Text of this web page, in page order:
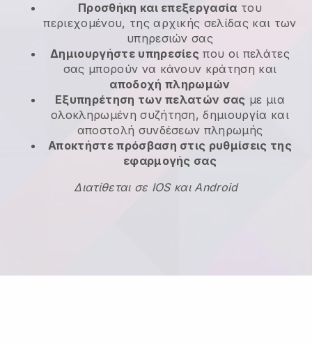
Προσθήκη και επεξεργασία του
περιεχομένου, της αρχικής σελίδας και των
υπηρεσιών σας
Δημιουργήστε υπηρεσίες που οι πελάτες
σας μπορούν να κάνουν κράτηση και
αποδοχή πληρωμών
Εξυπηρέτηση των πελατών σας με μια
ολοκληρωμένη συζήτηση, δημιουργία και
αποστολή συνδέσεων πληρωμής
Αποκτήστε πρόσβαση στις ρυθμίσεις της
εφαρμογής σας
Διατίθεται σε IOS και Android